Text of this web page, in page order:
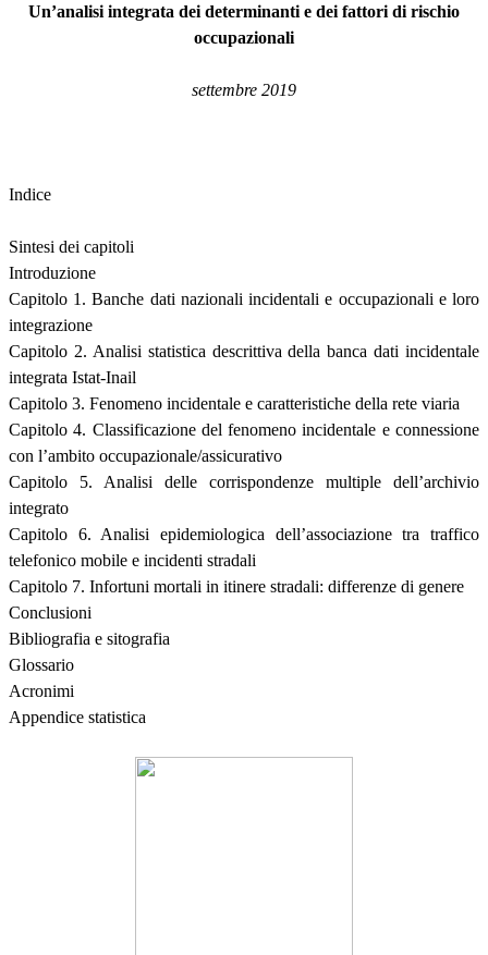
Un’analisi integrata dei determinanti e dei fattori di rischio
occupazionali
settembre 2019
Indice
Sintesi dei capitoli
Introduzione
Capitolo 1. Banche dati nazionali incidentali e occupazionali e loro
integrazione
Capitolo 2. Analisi statistica descrittiva della banca dati incidentale
integrata Istat-Inail
Capitolo 3. Fenomeno incidentale e caratteristiche della rete viaria
Capitolo 4. Classificazione del fenomeno incidentale e connessione
con l’ambito occupazionale/assicurativo
Capitolo 5. Analisi delle corrispondenze multiple dell’archivio
integrato
Capitolo 6. Analisi epidemiologica dell’associazione tra traffico
telefonico mobile e incidenti stradali
Capitolo 7. Infortuni mortali in itinere stradali: differenze di genere
Conclusioni
Bibliografia e sitografia
Glossario
Acronimi
Appendice statistica